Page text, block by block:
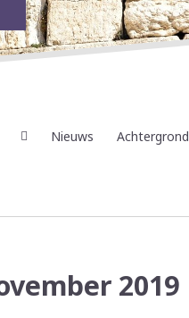
Nieuws Achtergrond
2019